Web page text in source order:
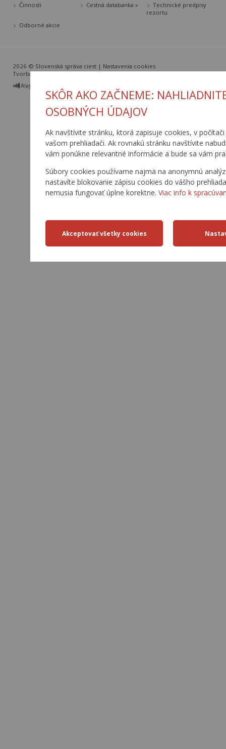
SKÔR AKO ZAČNEME:
OSOBNÝCH ÚDAJOV
Ak navštívite stránku, ktorá zapisuje cookies, v
vašom prehliadači. Ak rovnakú stránku navštívite
vám ponúkne relevantné informácie a bude sa vám
Súbory cookies používame najmä na anonymnú
nastavíte blokovanie zápisu cookies do vášho
nemusia fungovať úplne korektne. Viac info k
Činnosti
Cestná databanka »
Technické predpisy
rezortu
Odborné akcie
2026 © Slovenská správa ciest | Nastavenia cookies
Tvorba web stránok
aredakčný systém odAlejTech, spol. s r.o.